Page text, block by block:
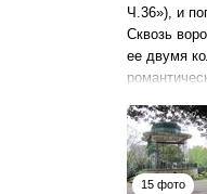
Ч.36»), и
Сквозь
ее двумя
15 фото